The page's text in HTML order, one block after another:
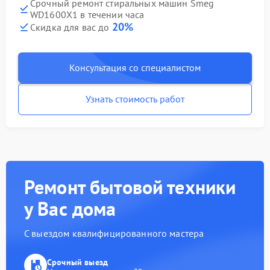
Срочный ремонт стиральных машин Smeg
WD1600X1 в течении часа
Скидка для вас до 20%
Консультация со специалистом
Узнать стоимость работ
Ремонт бытовой техники
у Вас дома
С выездом квалифицированного мастера
Срочный выезд